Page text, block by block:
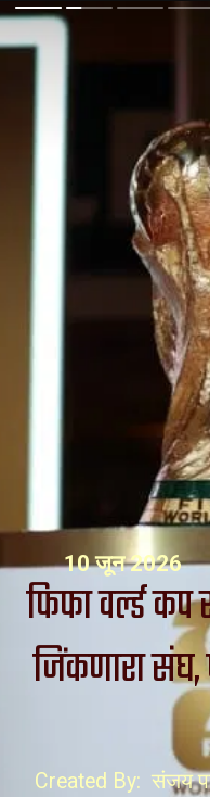
फिफा वर्ल्ड कप
जिंकणारा संघ,
10 जून 2026
Created By: संजय